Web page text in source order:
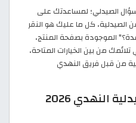
الصيدلي؛ لمساعدتك على
الصيدلية، كل ما عليك هو النقر
الموجودة بصفحة المنتج،
من بين الخيارات المتاحة،
من قبل فريق النهدي
استخدم كود خصم صيدلية النهدي 2026